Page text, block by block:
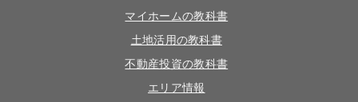
マイホームの教科書
土地活用の教科書
不動産投資の教科書
エリア情報